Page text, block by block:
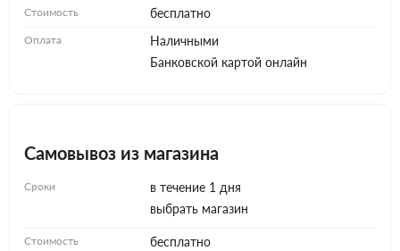
Стоимость бесплатно
Оплата
Наличными
Банковской картой онлайн
Самовывоз из магазина
Сроки
в течение 1 дня
выбрать магазин
Стоимость бесплатно